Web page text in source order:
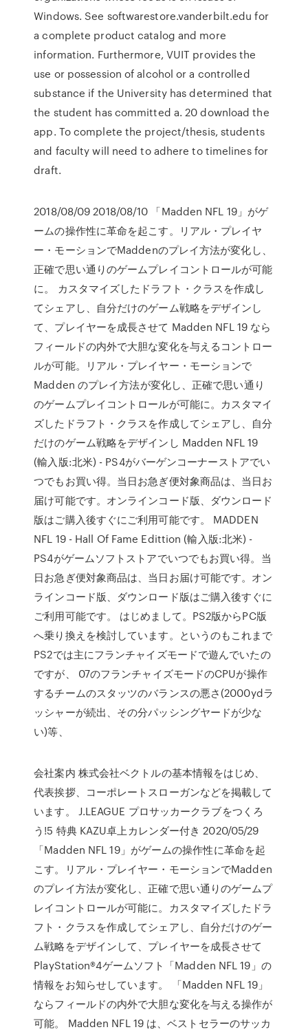
Windows. See softwarestore.vanderbilt.edu for
a complete product catalog and more
information. Furthermore, VUIT provides the
use or possession of alcohol or a controlled
substance if the University has determined that
the student has committed a. 20 download the
app. To complete the project/thesis, students
and faculty will need to adhere to timelines for
draft.
2018/08/09 2018/08/10 「Madden NFL 19」がゲ
ームの操作性に革命を起こす。リアル・プレイヤ
ー・モーションでMaddenのプレイ方法が変化し、
正確で思い通りのゲームプレイコントロールが可能
に。 カスタマイズしたドラフト・クラスを作成し
てシェアし、自分だけのゲーム戦略をデザインし
て、プレイヤーを成長させて Madden NFL 19 なら
フィールドの内外で大胆な変化を与えるコントロー
ルが可能。リアル・プレイヤー・モーションで
Madden のプレイ方法が変化し、正確で思い通り
のゲームプレイコントロールが可能に。カスタマイ
ズしたドラフト・クラスを作成してシェアし、自分
だけのゲーム戦略をデザインし Madden NFL 19
(輸入版:北米) - PS4がバーゲンコーナーストアでい
つでもお買い得。当日お急ぎ便対象商品は、当日お
届け可能です。オンラインコード版、ダウンロード
版はご購入後すぐにご利用可能です。 MADDEN
NFL 19 - Hall Of Fame Edittion (輸入版:北米) -
PS4がゲームソフトストアでいつでもお買い得。当
日お急ぎ便対象商品は、当日お届け可能です。オン
ラインコード版、ダウンロード版はご購入後すぐに
ご利用可能です。 はじめまして。PS2版からPC版
へ乗り換えを検討しています。というのもこれまで
PS2では主にフランチャイズモードで遊んでいたの
ですが、 07のフランチャイズモードのCPUが操作
するチームのスタッツのバランスの悪さ(2000ydラ
ッシャーが続出、その分パッシングヤードが少な
い)等、
会社案内 株式会社ベクトルの基本情報をはじめ、
代表挨拶、コーポレートスローガンなどを掲載して
います。 J.LEAGUE プロサッカークラブをつくろ
う!5 特典 KAZU卓上カレンダー付き 2020/05/29
「Madden NFL 19」がゲームの操作性に革命を起
こす。リアル・プレイヤー・モーションでMadden
のプレイ方法が変化し、正確で思い通りのゲームプ
レイコントロールが可能に。カスタマイズしたドラ
フト・クラスを作成してシェアし、自分だけのゲー
ム戦略をデザインして、プレイヤーを成長させて
PlayStation®4ゲームソフト「Madden NFL 19」の
情報をお知らせしています。 「Madden NFL 19」
ならフィールドの内外で大胆な変化を与える操作が
可能。 Madden NFL 19 は、ベストセラーのサッカ